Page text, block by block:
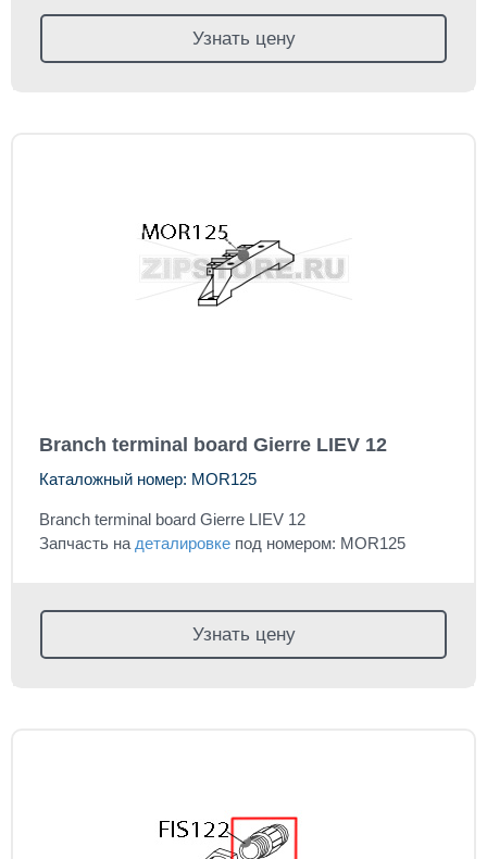
Узнать цену
Branch terminal board Gierre LIEV 12
Каталожный номер: MOR125
Branch terminal board Gierre LIEV 12
Запчасть на деталировке под номером: MOR125
Узнать цену